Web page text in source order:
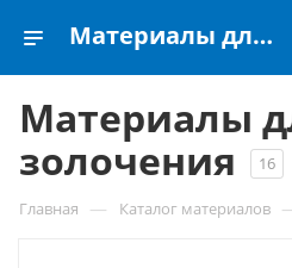
Материалы для золочения
Материалы
золочения
16
Главная — Каталог материалов